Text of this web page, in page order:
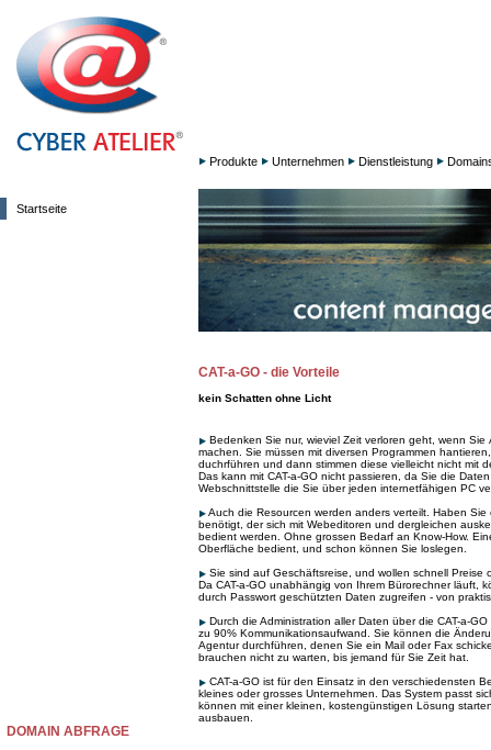
Startseite
DOMAIN ABFRAGE
Produkte Unternehmen Dienstleistung
CAT-a-GO - die Vorteile
kein Schatten ohne Licht
Bedenken Sie nur, wieviel Zeit verloren geht, wenn
machen. Sie müssen mit diversen Programmen
duchrführen und dann stimmen diese vielleicht nicht mit
Das kann mit CAT-a-GO nicht passieren, da Sie die
Webschnittstelle die Sie über jeden internetfähigen PC
Auch die Resourcen werden anders verteilt. Haben Sie
benötigt, der sich mit Webeditoren und dergleichen
bedient werden. Ohne grossen Bedarf an Know-How.
Oberfläche bedient, und schon können Sie loslegen.
Sie sind auf Geschäftsreise, und wollen schnell Preise
Da CAT-a-GO unabhängig von Ihrem Bürorechner läuft,
durch Passwort geschützten Daten zugreifen - von
Durch die Administration aller Daten über die CAT-a-
zu 90% Kommunikationsaufwand. Sie können die
Agentur durchführen, denen Sie ein Mail oder Fax
brauchen nicht zu warten, bis jemand für Sie Zeit hat.
CAT-a-GO ist für den Einsatz in den verschiedensten
kleines oder grosses Unternehmen. Das System passt
können mit einer kleinen, kostengünstigen Lösung
ausbauen.